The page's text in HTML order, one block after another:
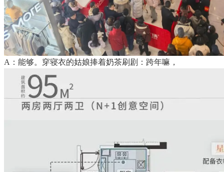
A：能够。穿寝衣的姑娘捧着奶茶刷剧：跨年嘛，